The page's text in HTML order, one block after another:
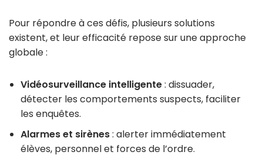
Pour répondre à ces défis, plusieurs solutions
existent, et leur efficacité repose sur une approche
globale :
Vidéosurveillance intelligente: dissuader,
détecter les comportements suspects, faciliter
les enquêtes.
Alarmes et sirènes: alerter immédiatement
élèves, personnel et forces de l’ordre.